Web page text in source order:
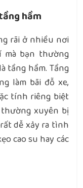
hầm
rãi ở nhiều nơi
bạn thường
tầng hầm. Tầng
làm bãi đỗ xe,
tính riêng biệt
xuyên bị
dễ xảy ra tình
cao su hay các